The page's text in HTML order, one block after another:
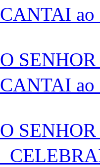
CANTAI
O SENHOR
CANTAI
O SENHOR